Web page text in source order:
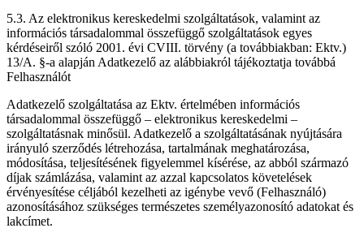
5.3. Az elektronikus kereskedelmi szolgáltatások, valamint az
információs társadalommal összefüggő szolgáltatások egyes
kérdéseiről szóló 2001. évi CVIII. törvény (a továbbiakban: Ektv.)
13/A. §-a alapján Adatkezelő az alábbiakról tájékoztatja továbbá
Felhasználót
Adatkezelő szolgáltatása az Ektv. értelmében információs
társadalommal összefüggő – elektronikus kereskedelmi –
szolgáltatásnak minősül. Adatkezelő a szolgáltatásának nyújtására
irányuló szerződés létrehozása, tartalmának meghatározása,
módosítása, teljesítésének figyelemmel kísérése, az abból származó
díjak számlázása, valamint az azzal kapcsolatos követelések
érvényesítése céljából kezelheti az igénybe vevő (Felhasználó)
azonosításához szükséges természetes személyazonosító adatokat és
lakcímet.